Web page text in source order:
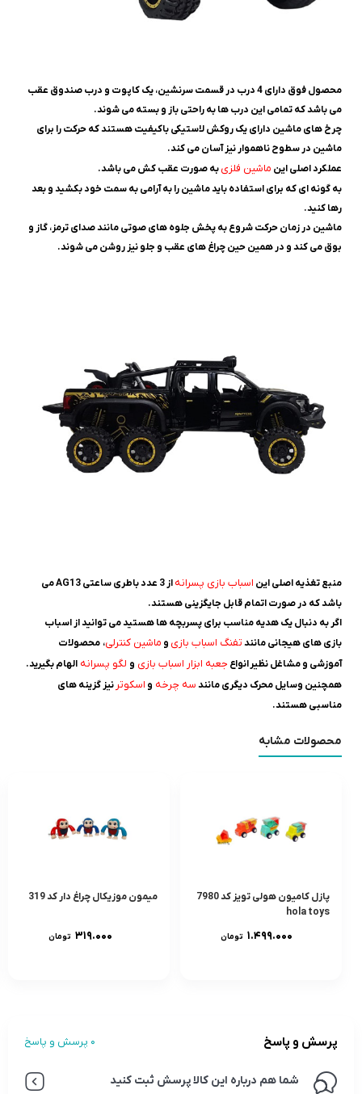
محصول فوق دارای 4 درب در قسمت سرنشین، یک کاپوت و درب صندوق عقب
می باشد که تمامی این درب ها به راحتی باز و بسته می شوند.
چرخ های ماشین دارای یک روکش لاستیکی باکیفیت هستند که حرکت را برای
ماشین در سطوح ناهموار نیز آسان می کند.
عملکرد اصلی این ماشین فلزیبه صورت عقب کش می باشد.
به گونه ای که برای استفاده باید ماشین را به آرامی به سمت خود بکشید و بعد
رها کنید.
ماشین در زمان حرکت شروع به پخش جلوه های صوتی مانند صدای ترمز، گاز و
بوق می کند و در همین حین چراغ های عقب و جلو نیز روشن می شوند.
منبع تغذیه اصلی این اسباب بازی پسرانه
از 3 عدد باطری ساعتی AG13 می
باشد که در صورت اتمام قابل جایگزینی هستند.
اگر به دنبال یک هدیه مناسب برای پسربچه ها هستید می توانید از اسباب
بازی های هیجانی مانندتفنگ اسباب بازی و ماشین کنترلی، محصولات
آموزشی و مشاغل نظیر انواع جعبه ابزار اسباب بازی و لگو پسرانه الهام بگیرید.
همچنین وسایل محرک دیگری مانندسه چرخه و اسکوتر نیز گزینه های
مناسبی هستند.
محصولات مشابه
پازل کامیون هولی تویز کد 7980
hola toys
۱.۴۹۹.۰۰۰ تومان
میمون موزیکال چراغ دار کد 319
۳۱۹.۰۰۰ تومان
پرسش و پاسخ 0 پرسش و پاسخ
شما هم درباره این کالا پرسش ثبت کنید